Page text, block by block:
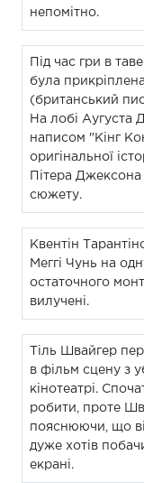
непомітно.
Під час гри в
була
(британський
На лобі Аугуста
написом "Кінг
оригінальної
Пітера
сюжету.
Квентін
Меггі Чунь на
остаточного
вилучені.
Тіль Швайгер
в фільм сцену з
кінотеатрі.
робити, проте
пояснюючи, що
дуже хотів
екрані.